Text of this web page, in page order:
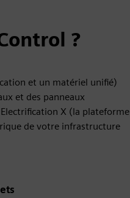
?
et un matériel unifié)
et des panneaux
X (la plateforme
de votre infrastructure